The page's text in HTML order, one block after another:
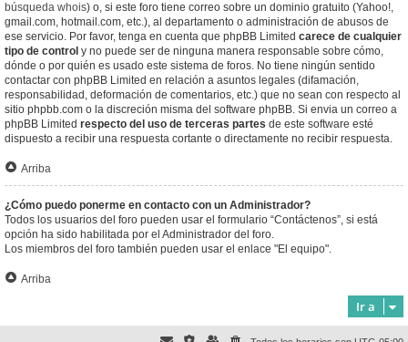
búsqueda whois) o, si este foro tiene correo sobre un dominio gratuito (Yahoo!,
gmail.com, hotmail.com, etc.), al departamento o administración de abusos de
ese servicio. Por favor, tenga en cuenta que phpBB Limited carece de cualquier
tipo de control y no puede ser de ninguna manera responsable sobre cómo,
dónde o por quién es usado este sistema de foros. No tiene ningún sentido
contactar con phpBB Limited en relación a asuntos legales (difamación,
responsabilidad, deformación de comentarios, etc.) que no sean con respecto al
sitio phpbb.com o la discreción misma del software phpBB. Si envia un correo a
phpBB Limited respecto del uso de terceras partes de este software esté
dispuesto a recibir una respuesta cortante o directamente no recibir respuesta.
Arriba
¿Cómo puedo ponerme en contacto con un Administrador?
Todos los usuarios del foro pueden usar el formulario “Contáctenos”, si está
opción ha sido habilitada por el Administrador del foro.
Los miembros del foro también pueden usar el enlace "El equipo".
Arriba
Ir a